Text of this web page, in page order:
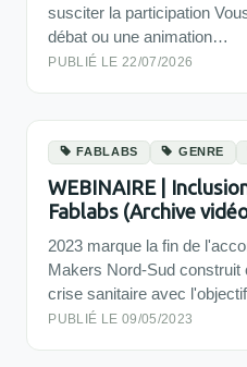
susciter la participation
débat ou une animation…
PUBLIÉ LE 22/07/2026
FABLABS GENRE
WEBINAIRE |
Fablabs (Archive
2023 marque la fin de
Makers Nord-Sud
crise sanitaire avec
PUBLIÉ LE 09/05/2023